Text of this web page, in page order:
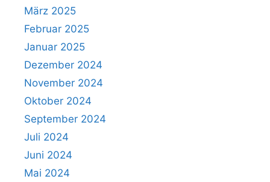
März 2025
Februar 2025
Januar 2025
Dezember 2024
November 2024
Oktober 2024
September 2024
Juli 2024
Juni 2024
Mai 2024